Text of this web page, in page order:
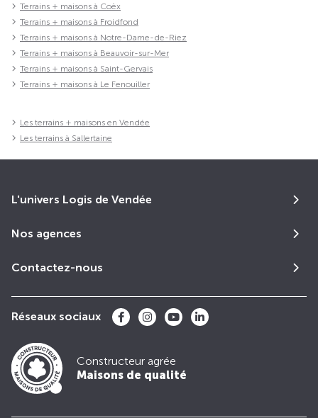
Terrains + maisons à Coëx
Terrains + maisons à Froidfond
Terrains + maisons à Notre-Dame-de-Riez
Terrains + maisons à Beauvoir-sur-Mer
Terrains + maisons à Saint-Gervais
Terrains + maisons à Le Fenouiller
Les terrains + maisons en Vendée
Les terrains à Sallertaine
L'univers Logis de Vendée
Nos agences
Contactez-nous
Réseaux sociaux
Constructeur agrée
Maisons de qualité